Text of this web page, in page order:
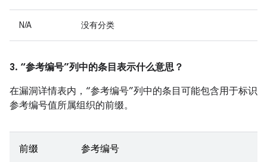
N/A 没有分类
3. “参考编号”列中的条目表示什么意思？
在漏洞详情表内，“参考编号”列中的条目可能包含用于标识
参考编号值所属组织的前缀。
前缀 参考编号